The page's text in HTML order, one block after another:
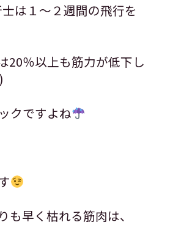
は１〜２週間の飛行を
20％以上も筋力が低下し
)
クですよね
も早く枯れる筋肉は、